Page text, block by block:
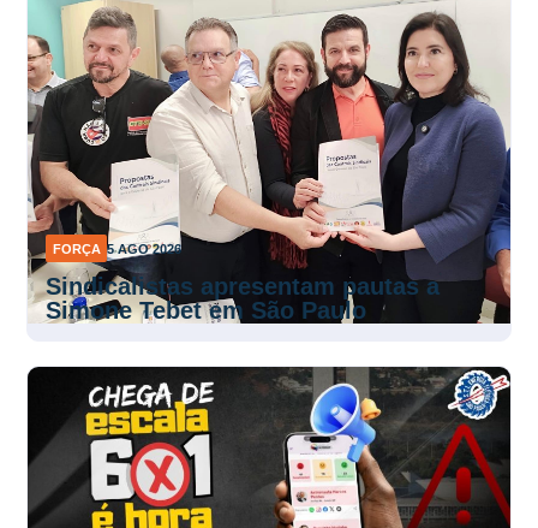
FORÇA 5 AGO 2026
Sindicalistas apresentam pautas a
Simone Tebet em São Paulo